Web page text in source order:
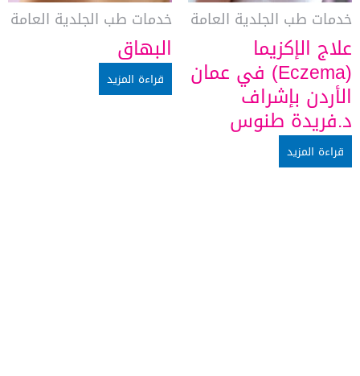
خدمات طب الجلدية العامة
علاج الإكزيما
(Eczema) في عمان
الأردن بإشراف
د.فريدة طنوس
قراءة المزيد
خدمات طب الجلدية العامة
البهاق
قراءة المزيد